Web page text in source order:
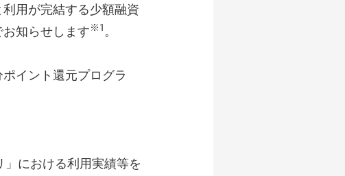
用が完結する少額融資
知らせします※1。
イント還元プログラ
における利用実績等を